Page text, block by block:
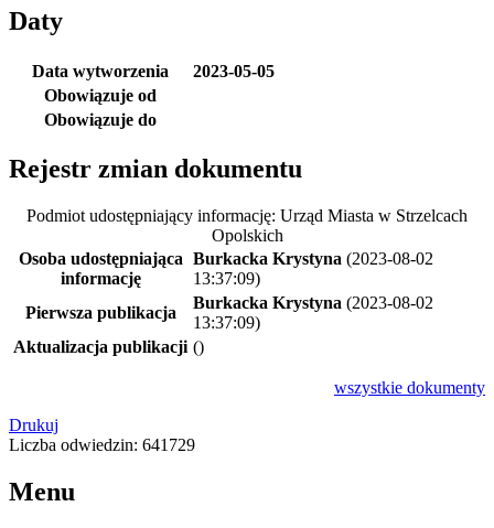
Daty
Data wytworzenia
2023-05-05
Obowiązuje od
Obowiązuje do
Rejestr zmian dokumentu
Podmiot udostępniający informację: Urząd Miasta w Strzelcach
Opolskich
Osoba udostępniająca
informację
Burkacka Krystyna (2023-08-02
13:37:09)
Pierwsza publikacja
Burkacka Krystyna (2023-08-02
13:37:09)
Aktualizacja publikacji ()
wszystkie dokumenty
Drukuj
Liczba odwiedzin: 641729
Menu